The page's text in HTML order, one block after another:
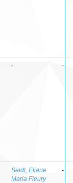
- -
Seidl, Eliane
Maria Fleury
-